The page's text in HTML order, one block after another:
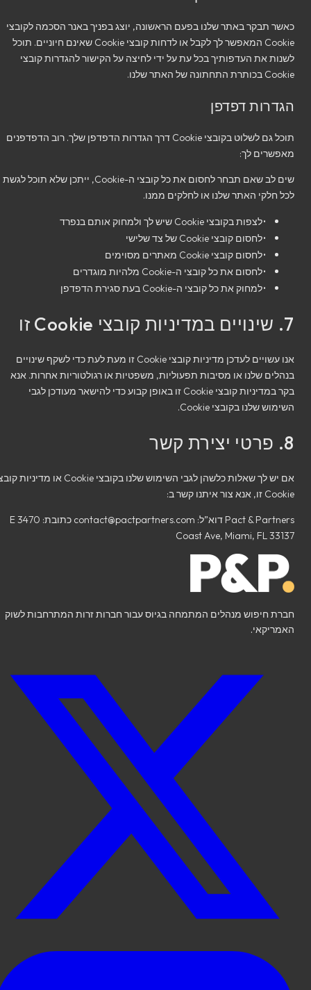
כאשר תבקר באתר שלנו בפעם הראשונה, יוצג בפניך באנר הסכמה לקובצי
Cookie המאפשר לך לקבל או לדחות קובצי Cookie שאינם חיוניים. תוכל
לשנות את העדפותיך בכל עת על ידי לחיצה על הקישור להגדרות קובצי
Cookie בכותרת התחתונה של האתר שלנו.
הגדרות דפדפן
תוכל גם לשלוט בקובצי Cookie דרך הגדרות הדפדפן שלך. רוב הדפדפנים
מאפשרים לך:
שים לב שאם תבחר לחסום את כל קובצי ה-Cookie, ייתכן שלא תוכל לגשת
לכל חלקי האתר שלנו או לחלקים ממנו.
לצפות בקובצי Cookie שיש לך ולמחוק אותם בנפרד
לחסום קובצי Cookie של צד שלישי
לחסום קובצי Cookie מאתרים מסוימים
לחסום את כל קובצי ה-Cookie מלהיות מוגדרים
למחוק את כל קובצי ה-Cookie בעת סגירת הדפדפן
אנו עשויים לעדכן מדיניות קובצי Cookie זו מעת לעת כדי לשקף שינויים
בנהלים שלנו או מסיבות תפעוליות, משפטיות או רגולטוריות אחרות. אנא
בקר במדיניות קובצי Cookie זו באופן קבוע כדי להישאר מעודכן לגבי
השימוש שלנו בקובצי Cookie.
אם יש לך שאלות כלשהן לגבי השימוש שלנו בקובצי Cookie או מדיניות קובצי
Cookie זו, אנא צור איתנו קשר ב:
Pact & Partners דוא”ל: contact@pactpartners.com כתובת: 3470 E
Coast Ave, Miami, FL 33137
חברת חיפוש מנהלים המתמחה בגיוס עבור חברות זרות המתרחבות לשוק
האמריקאי.